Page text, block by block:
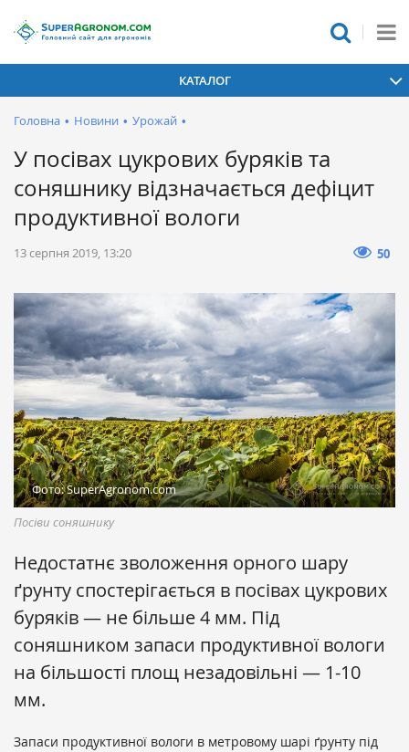
КАТАЛОГ
Головна • Новини • Урожай •
У посівах цукрових буряків та
соняшнику відзначається дефіцит
продуктивної вологи
13 серпня 2019, 13:20 50
Фото: SuperAgronom.com
Посіви соняшнику
Недостатнє зволоження орного шару
ґрунту спостерігається в посівах цукрових
буряків — не більше 4 мм. Під
соняшником запаси продуктивної вологи
на більшості площ незадовільні — 1-10
мм.
Запаси продуктивної вологи в метровому шарі ґрунту під